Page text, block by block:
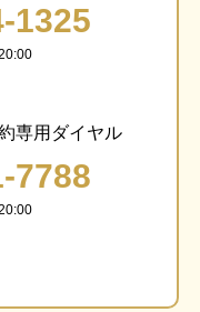
1325
専用ダイヤル
7788